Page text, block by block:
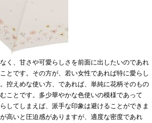
く、甘さや可愛らしさを前面に出したいのであれ
とです。その方が、若い女性であれば特に愛らし
控えめな使い方、であれば、単純に花柄そのもの
ことです。多少華やかな色使いの模様であって
してしまえば、派手な印象は避けることができま
高いと圧迫感がありますが、適度な密度であれ